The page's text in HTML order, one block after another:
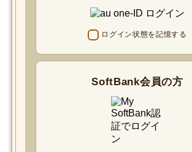
ログイン状態を記憶する
SoftBank会員の方